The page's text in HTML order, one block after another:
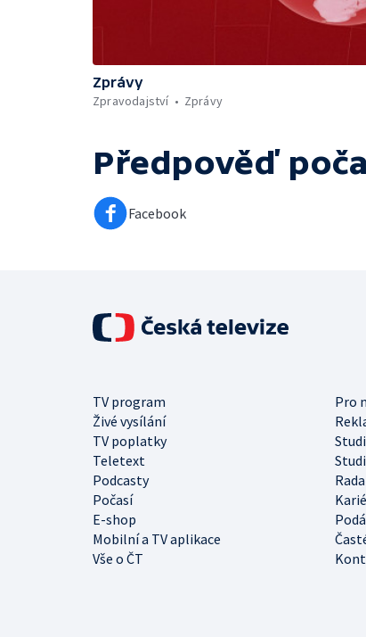
Zprávy
Zpravodajství
Zprávy
Předpověď
Facebook
TV program
Pro
Živé vysílání
TV poplatky
Teletext
Podcasty
Počasí
E-shop
Mobilní a TV aplikace
Vše o ČT